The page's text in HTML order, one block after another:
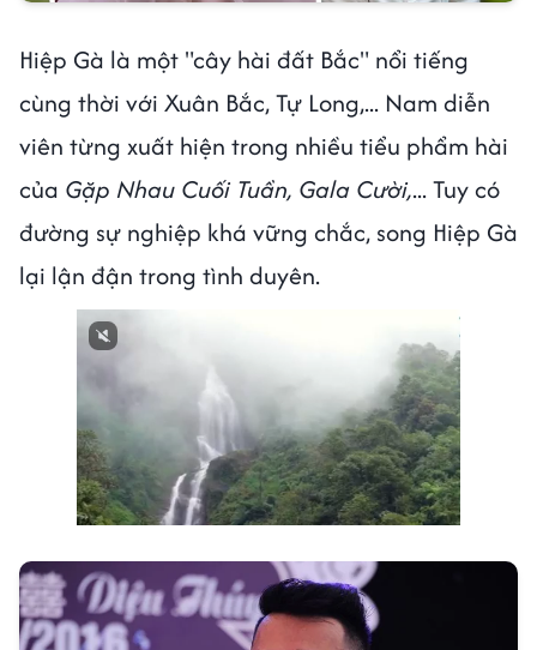
Hiệp Gà là một "cây hài đất Bắc" nổi tiếng
cùng thời với Xuân Bắc, Tự Long,... Nam diễn
viên từng xuất hiện trong nhiều tiểu phẩm hài
của Gặp Nhau Cuối Tuần, Gala Cười,... Tuy có
đường sự nghiệp khá vững chắc, song Hiệp Gà
lại lận đận trong tình duyên.